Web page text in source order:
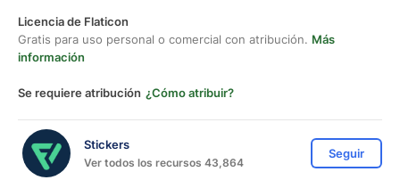
Licencia de Flaticon
Gratis para uso personal o comercial con atribución. Más
información
Se requiere atribución ¿Cómo atribuir?
Stickers
Ver todos los recursos 43,864
Seguir